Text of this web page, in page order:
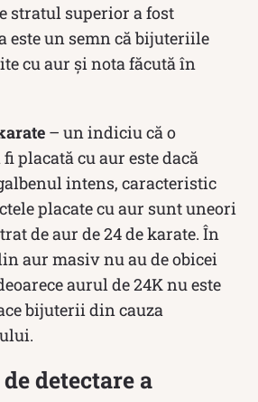
stratul superior a fost
este un semn că bijuteriile
cu aur și nota făcută în
– un indiciu că o
placată cu aur este dacă
intens, caracteristic
placate cu aur sunt uneori
de aur de 24 de karate. În
aur masiv nu au de obicei
aurul de 24K nu este
bijuterii din cauza
detectare a